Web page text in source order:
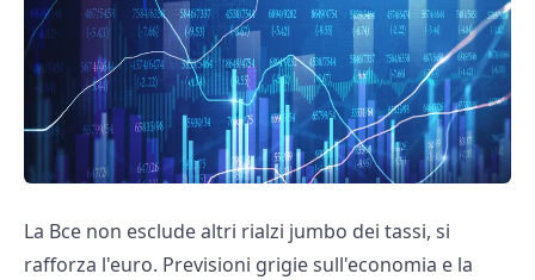
La Bce non esclude altri rialzi jumbo dei tassi, si
rafforza l'euro. Previsioni grigie sull'economia e la